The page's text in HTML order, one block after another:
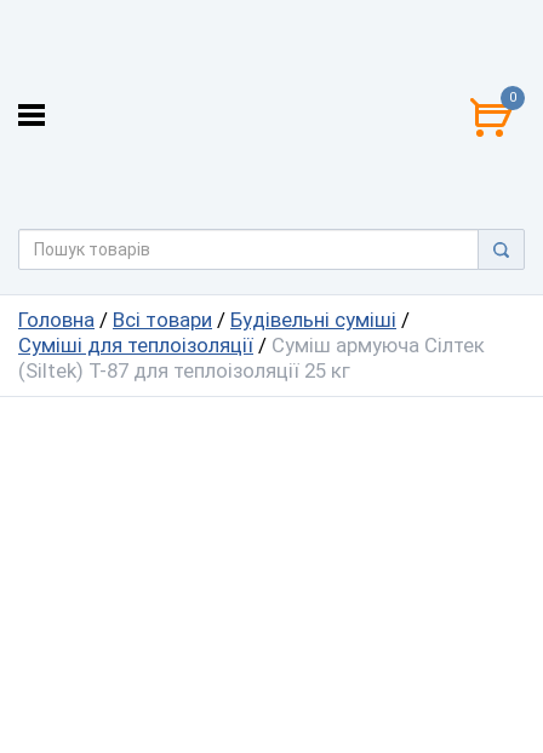
0
Головна / Всі товари / Будівельні суміші /
Суміші для теплоізоляції / Суміш армуюча Сілтек
(Siltek) Т-87 для теплоізоляції 25 кг